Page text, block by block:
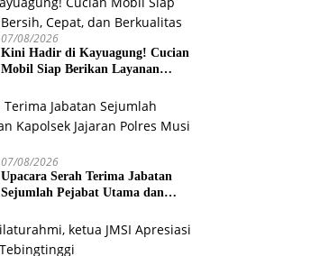
07/08/2026
Kini Hadir di Kayuagung! Cucian
Mobil Siap Berikan Layanan
07/08/2026
Upacara Serah Terima Jabatan
Sejumlah Pejabat Utama dan
Banyuasin